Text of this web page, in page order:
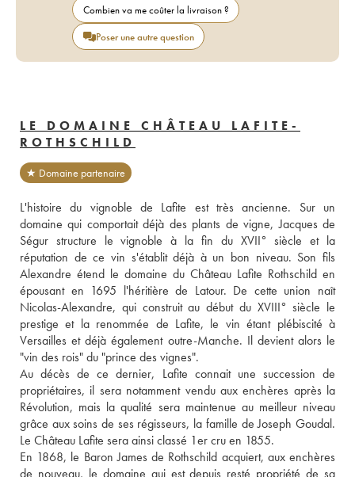
Combien va me coûter la livraison ?
Poser une autre question
LE DOMAINE CHÂTEAU LAFITE-
ROTHSCHILD
★ Domaine partenaire
L'histoire du vignoble de Lafite est très ancienne. Sur un
domaine qui comportait déjà des plants de vigne, Jacques de
Ségur structure le vignoble à la fin du XVII° siècle et la
réputation de ce vin s'établit déjà à un bon niveau. Son fils
Alexandre étend le domaine du Château Lafite Rothschild en
épousant en 1695 l'héritière de Latour. De cette union naît
Nicolas-Alexandre, qui construit au début du XVIII° siècle le
prestige et la renommée de Lafite, le vin étant plébiscité à
Versailles et déjà également outre-Manche. Il devient alors le
"vin des rois" du "prince des vignes".
Au décès de ce dernier, Lafite connait une succession de
propriétaires, il sera notamment vendu aux enchères après la
Révolution, mais la qualité sera maintenue au meilleur niveau
grâce aux soins de ses régisseurs, la famille de Joseph Goudal.
Le Château Lafite sera ainsi classé 1er cru en 1855.
En 1868, le Baron James de Rothschild acquiert, aux enchères
de nouveau, le domaine qui est depuis resté propriété de sa